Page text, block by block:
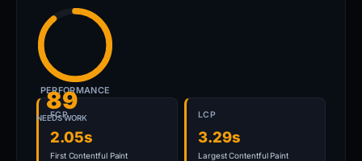
determine
89
NEEDS WORK
PERFORMANCE
FCP
2.05s
First Contentful Paint
LCP
3.29s
Largest Contentful Paint